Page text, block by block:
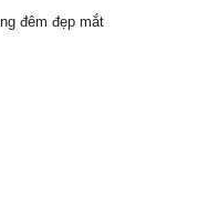
đêm đẹp mắt